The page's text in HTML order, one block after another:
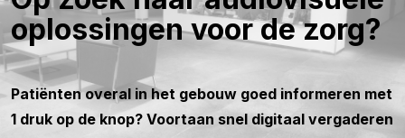
oplossingen voor de zorg?
Patiënten overal in het gebouw goed informeren met
1 druk op de knop? Voortaan snel digitaal vergaderen